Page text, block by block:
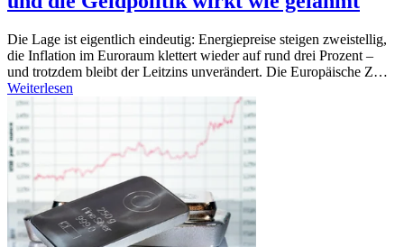
Die Lage ist eigentlich eindeutig: Energiepreise steigen zweistellig,
die Inflation im Euroraum klettert wieder auf rund drei Prozent –
und trotzdem bleibt der Leitzins unverändert. Die Europäische Z…
Weiterlesen